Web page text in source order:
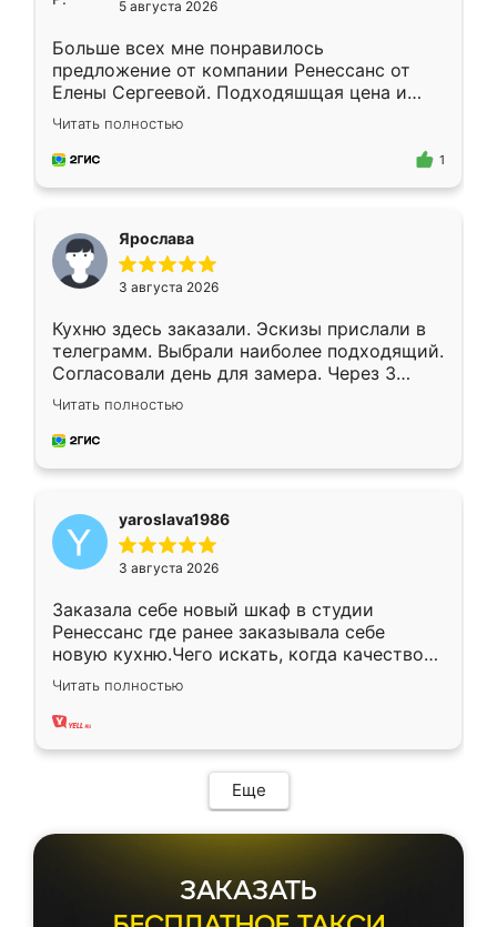
5 августа 2026
Больше всех мне понравилось
предложение от компании Ренессанс от
Елены Сергеевой. Подходяшщая цена и
короткие сроки изготовления. Приехавший
для замера сотрудник Владислав
предложил по моему эскизу самый
Читать полностью
1
Ярослава
3 августа 2026
Кухню здесь заказали. Эскизы прислали в
телеграмм. Выбрали наиболее подходящий.
Согласовали день для замера. Через 3
недели кухня была уже готова. Остались
довольны работой. Спасибо Ренессанс
мебель за качественную работу!
Читать полностью
yaroslava1986
3 августа 2026
Заказала себе новый шкаф в студии
Ренессанс где ранее заказывала себе
новую кухню.Чего искать, когда качеством
вполне довольна. Служит кухня уже почти
два года, нареканий нет.
Читать полностью
Еще
ЗАКАЗАТЬ